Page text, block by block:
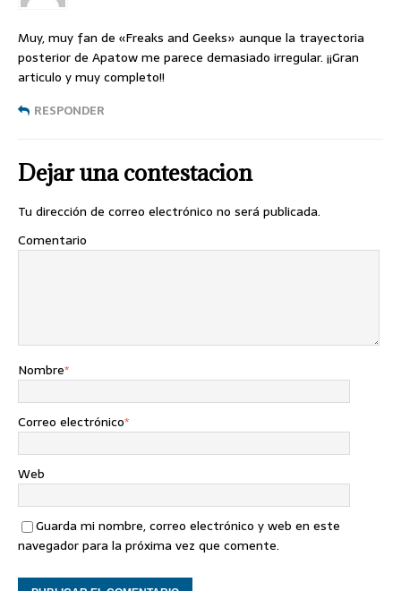
Muy, muy fan de «Freaks and Geeks» aunque la trayectoria
posterior de Apatow me parece demasiado irregular. ¡¡Gran
articulo y muy completo!!
RESPONDER
Dejar una contestacion
Tu dirección de correo electrónico no será publicada.
Comentario
Nombre*
Correo electrónico*
Web
Guarda mi nombre, correo electrónico y web en este
navegador para la próxima vez que comente.